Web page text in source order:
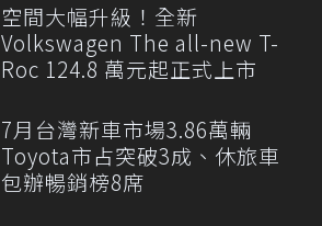
空間大幅升級！全新
Volkswagen The all-new T-
Roc 124.8 萬元起正式上市
7月台灣新車市場3.86萬輛
Toyota市占突破3成、休旅車
包辦暢銷榜8席